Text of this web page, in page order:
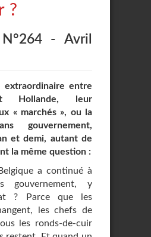
?
- Avril
extraordinaire entre
Hollande, leur
« marchés », ou la
gouvernement,
et demi, autant de
la même question :
a continué à
gouvernement, y
? Parce que les
les chefs de
les ronds-de-cuir